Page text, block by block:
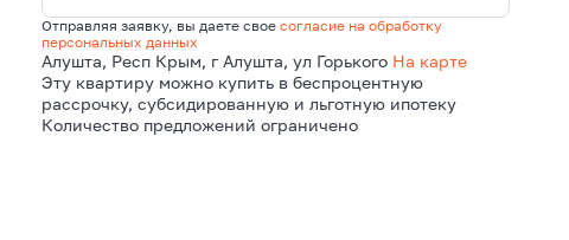
Отправляя заявку, вы даете своесогласие на обработку
персональных данных
Алушта, Респ Крым, г Алушта, ул Горького На карте
Эту квартиру можно купить в беспроцентную
рассрочку, субсидированную и льготную ипотеку
Количество предложений ограничено